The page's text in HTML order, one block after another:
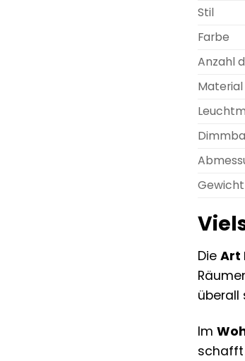
Stil
Farbe
Anzahl
Material
Gewicht
DieArt
überall
Im
schafft